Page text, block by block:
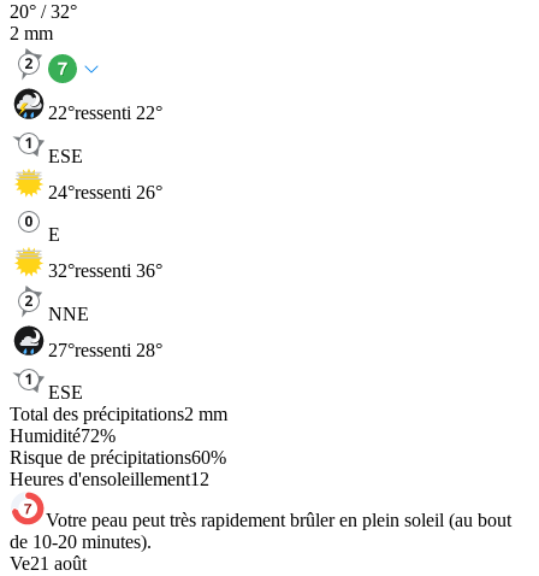
20° /32°
2 mm
22°ressenti 22°
ESE
24°ressenti 26°
E
32°ressenti 36°
NNE
27°ressenti 28°
ESE
Total des précipitations2 mm
Humidité72%
Risque de précipitations60%
Heures d'ensoleillement12
Votre peau peut très rapidement brûler en plein soleil (au bout
de 10-20 minutes).
Ve21 août